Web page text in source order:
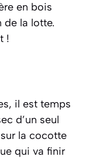
en bois
de la lotte.
!
il est temps
d’un seul
la cocotte
qui va finir